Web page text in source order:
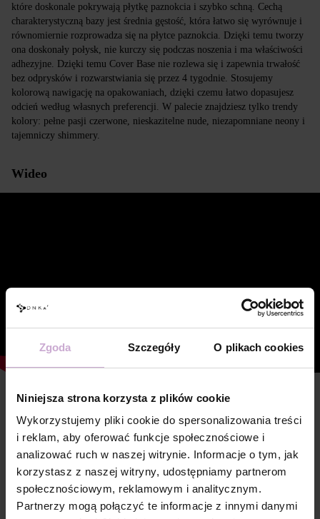
Zgoda Szczegóły O plikach cookies
Niniejsza strona korzysta z plików cookie
Wykorzystujemy pliki cookie do spersonalizowania treści
i reklam, aby oferować funkcje społecznościowe i
analizować ruch w naszej witrynie. Informacje o tym, jak
korzystasz z naszej witryny, udostępniamy partnerom
społecznościowym, reklamowym i analitycznym.
Partnerzy mogą połączyć te informacje z innymi danymi
które doskonale pokrywają płytkę paznokcia i szybko schną. Cechą
charakterystyczną bazy jest średnia gęstość, która łatwo się wyrównuje i
równomiernie rozprowadza się na płytce paznokcia. Dzięki temu tworzy
ona doskonały połysk, nie kurczy się podczas noszenia i ma właściwości
adhezyjne. Dzięki temu Cover Base nie rozlewa się i zapewnia trwałość
bez odprysków i rozwarstwiania się przez 4 tygodnie. Stosujemy
kolorową nawigację na opakowaniach, dzięki czemu łatwo dopasujesz
odcień według własnych preferencji. W palecie znajdziesz tylko trendy
kolory: pełne pasji czerwone, nieskazitelne nude, niezapomniane neony i
tajemniczy shimmery.
Wideo
Cechy
Skład
POLYACRYLIC ACID, HYDROXYPROPYL
METHACRYLATE, ACRYLATES COPOLYMER,
HYDROXYCYCLOHEXYL PHENYL KETONE,
ETHYL TRIMETHYLBENZOYL
PHENYLPHOSPHINATE, SILICA, +/- CI 77000,
CI 77007, CI 77491, CI 77492, CI 77499, CI
77742, CI 77891, CI 15850, CI 15985, CI 45380